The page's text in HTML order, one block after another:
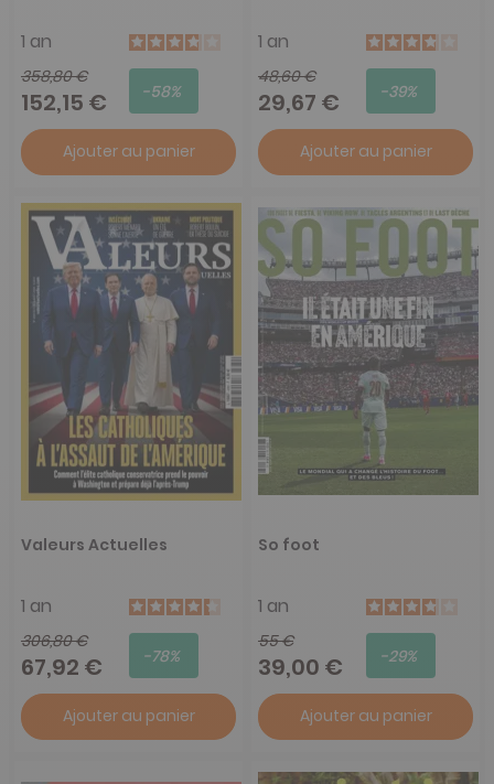
1 an
358,80 €
152,15 € -58%
Ajouter au panier
1 an
48,60 €
29,67 € -39%
Ajouter au panier
Valeurs Actuelles
1 an
306,80 €
67,92 € -78%
Ajouter au panier
So foot
1 an
55 €
39,00 € -29%
Ajouter au panier